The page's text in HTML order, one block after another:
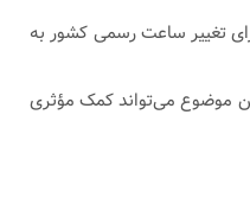
تغییر ساعت رسمی کشور به
تابستان می شود که این موضوع می‌تواند کمک مؤثری